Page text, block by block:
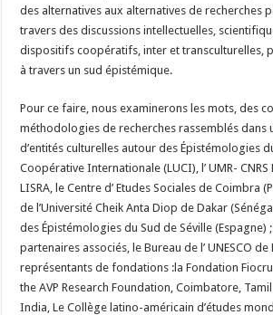
des alternatives aux alternatives de recherches
travers des discussions intellectuelles,
dispositifs coopératifs, inter et transculturelles,
à travers un sud épistémique.
Pour ce faire, nous examinerons les mots, des
méthodologies de recherches rassemblés dans
d’entités culturelles autour des Épistémologies
Coopérative Internationale (LUCI), l’ UMR- CNRS
LISRA, le Centre d’ Etudes Sociales de Coimbra
de l’Université Cheik Anta Diop de Dakar
des Épistémologies du Sud de Séville (Espagne)
partenaires associés, le Bureau de l’ UNESCO de
représentants de fondations :la Fondation
the AVP Research Foundation, Coimbatore,
India, Le Collège latino-américain d’études